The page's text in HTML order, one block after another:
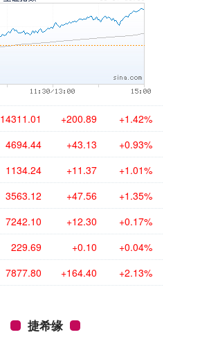
14311.01 +200.89 +1.42%
4694.44 +43.13 +0.93%
1134.24 +11.37 +1.01%
3563.12 +47.56 +1.35%
7242.10 +12.30 +0.17%
229.69 +0.10 +0.04%
7877.80 +164.40 +2.13%
捷希缘